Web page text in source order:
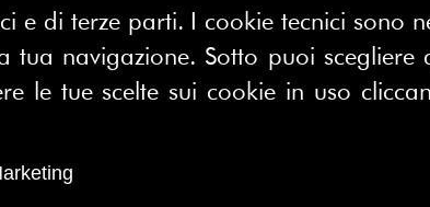
CONTATTACI
FERPI - Federazione
e di terze parti. I cookie tecnici sono
navigazione. Sotto puoi
le tue scelte sui cookie in uso